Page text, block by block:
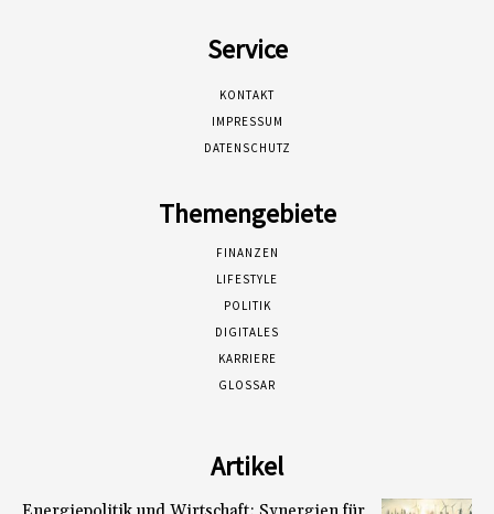
Service
KONTAKT
IMPRESSUM
DATENSCHUTZ
Themengebiete
FINANZEN
LIFESTYLE
POLITIK
DIGITALES
KARRIERE
GLOSSAR
Artikel